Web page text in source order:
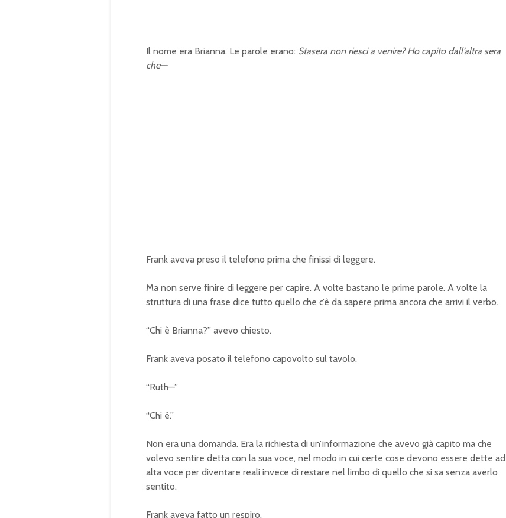
Il nome era Brianna. Le parole erano: Stasera non riesci a venire? Ho capito dall’altra sera
che—
Frank aveva preso il telefono prima che finissi di leggere.
Ma non serve finire di leggere per capire. A volte bastano le prime parole. A volte la
struttura di una frase dice tutto quello che c’è da sapere prima ancora che arrivi il verbo.
“Chi è Brianna?” avevo chiesto.
Frank aveva posato il telefono capovolto sul tavolo.
“Ruth—”
“Chi è.”
Non era una domanda. Era la richiesta di un’informazione che avevo già capito ma che
volevo sentire detta con la sua voce, nel modo in cui certe cose devono essere dette ad
alta voce per diventare reali invece di restare nel limbo di quello che si sa senza averlo
sentito.
Frank aveva fatto un respiro.